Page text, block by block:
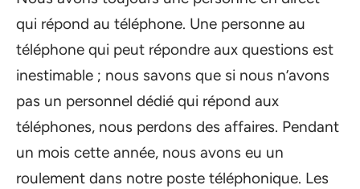
qui répond au téléphone. Une personne au
téléphone qui peut répondre aux questions est
inestimable ; nous savons que si nous n’avons
pas un personnel dédié qui répond aux
téléphones, nous perdons des affaires. Pendant
un mois cette année, nous avons eu un
roulement dans notre poste téléphonique. Les